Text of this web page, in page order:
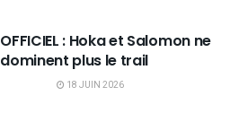
OFFICIEL : Hoka et Salomon ne
dominent plus le trail
18 JUIN 2026